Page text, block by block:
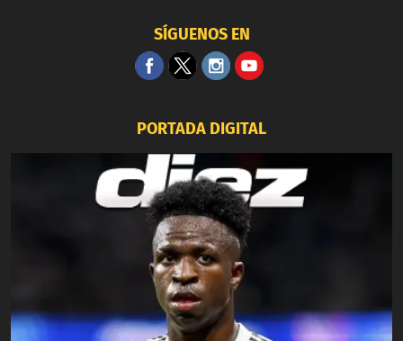
SÍGUENOS EN
PORTADA DIGITAL